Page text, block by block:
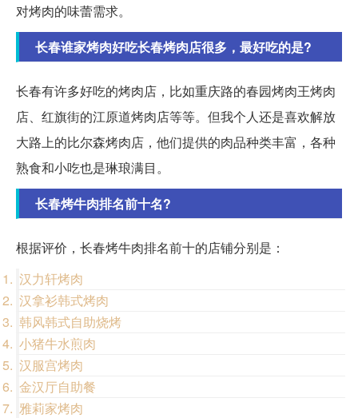
对烤肉的味蕾需求。
长春谁家烤肉好吃长春烤肉店很多，最好吃的是?
长春有许多好吃的烤肉店，比如重庆路的春园烤肉王烤肉
店、红旗街的江原道烤肉店等等。但我个人还是喜欢解放
大路上的比尔森烤肉店，他们提供的肉品种类丰富，各种
熟食和小吃也是琳琅满目。
长春烤牛肉排名前十名?
根据评价，长春烤牛肉排名前十的店铺分别是：
汉力轩烤肉
汉拿衫韩式烤肉
韩风韩式自助烧烤
小猪牛水煎肉
汉服宫烤肉
金汉厅自助餐
雅莉家烤肉